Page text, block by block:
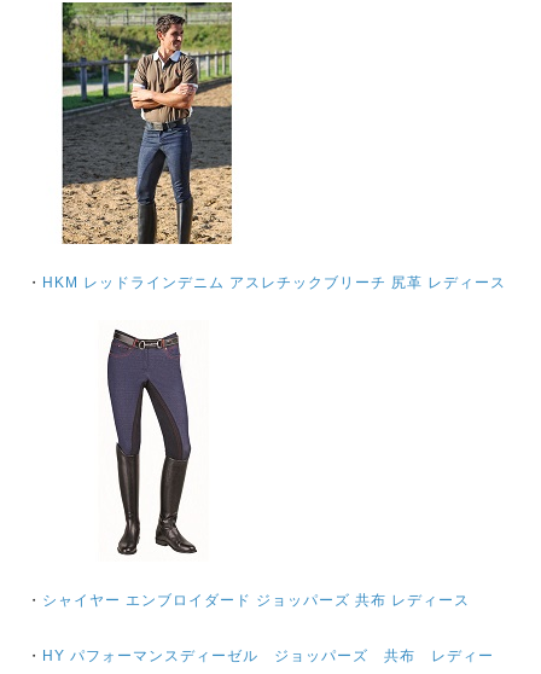
・ HKM レッドラインデニム アスレチックブリーチ 尻革 レディース
・ シャイヤー エンブロイダード ジョッパーズ 共布 レディース
・ HY パフォーマンスディーゼル ジョッパーズ 共布 レディー